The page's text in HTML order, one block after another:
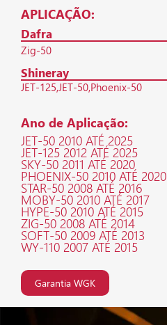
APLICAÇÃO:
Dafra
Zig-50
Shineray
JET-125 JET-50 Phoenix-50
Ano de Aplicação:
JET-50 2010 ATÉ 2025
JET-125 2012 ATÉ 2025
SKY-50 2011 ATÉ 2020
PHOENIX-50 2010 ATÉ 2020
STAR-50 2008 ATÉ 2016
MOBY-50 2010 ATÉ 2017
HYPE-50 2010 ATÉ 2015
ZIG-50 2008 ATÉ 2014
SOFT-50 2009 ATÉ 2013
WY-110 2007 ATÉ 2015
Garantia WGK